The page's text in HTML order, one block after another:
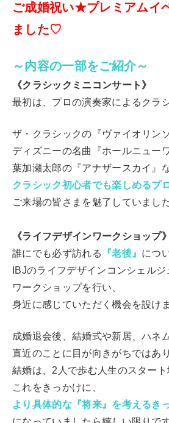
ご成婚祝い★プレミアムイ
ました♡
～内容の一部をご紹介～
《クラシックミニコンサート》
最初は、プロの演奏家によるクラ
ザ・クラシックの『ヴァイオリン
ディズニーの名曲『ホールニュー
葉加瀬太郎の『アナザースカイ』な
クラシック初心者でも楽しめるプ
ご来場の皆さまを魅了していまし
《ライフデザインワークショップ》
誰にでも必ず訪れる
『老後』 につ
IBJのライフデザインコンシェルジ
ワークショップを行い、
身近に感じていただく機会を設け
成婚退会後、結婚式や新居、ハネ
直近のことに目が向きがちではあ
結婚は、2人で歩む人生のスタート
これをきっかけに、
より具体的な『将来』を考えるき